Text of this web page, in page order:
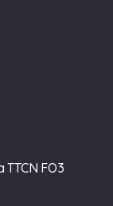
FO3